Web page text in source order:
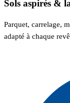
Sols aspirés &
Parquet, carrelage,
adapté à chaque